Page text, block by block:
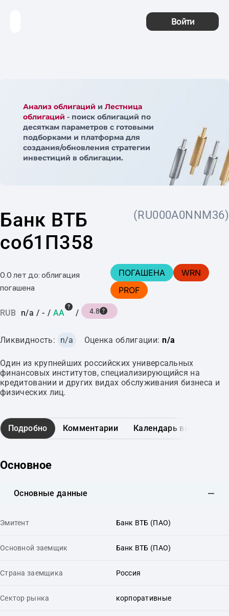
Войти
Анализ облигаций и Лестница
облигаций - поиск облигаций по
десяткам параметров с готовыми
подборками и платформа для
создания/обновления стратегии
инвестиций в облигации.
Банк ВТБ
соб1П358
(RU000A0NNM36)
0.0 лет до: облигация
погашена
ПОГАШЕНА
WRN
PROF
RUB n/a / - / AA / 4.8
Ликвидность: n/a Оценка облигации: n/a
Один из крупнейших российских универсальных
финансовых институтов, специализирующийся на
кредитовании и других видах обслуживания бизнеса и
физических лиц.
Подробно Комментарии Календарь выплат
Основное
Основные данные
Эмитент Банк ВТБ (ПАО)
Основной заемщик Банк ВТБ (ПАО)
Страна заемщика Россия
Сектор рынка корпоративные